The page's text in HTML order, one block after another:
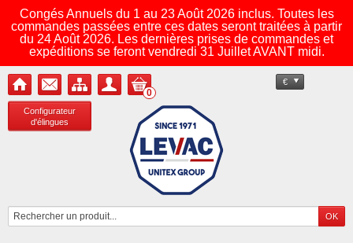
Congés Annuels du 1 au 23 Août 2026 inclus. Toutes les
commandes passées entre ces dates seront traitées à partir
du 24 Août 2026. Les dernières prises de commandes et
expéditions se feront vendredi 31 Juillet AVANT midi.
Configurateur
d'élingues
€
0